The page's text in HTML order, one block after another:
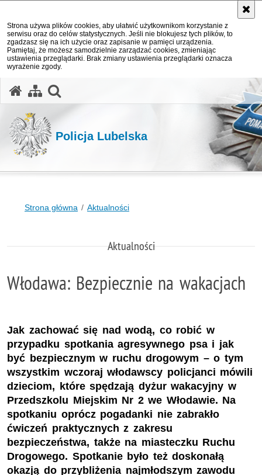
Strona używa plików cookies, aby ułatwić użytkownikom korzystanie z
serwisu oraz do celów statystycznych. Jeśli nie blokujesz tych plików, to
zgadzasz się na ich użycie oraz zapisanie w pamięci urządzenia.
Pamiętaj, że możesz samodzielnie zarządzać cookies, zmieniając
ustawienia przeglądarki. Brak zmiany ustawienia przeglądarki oznacza
wyrażenie zgody.
Policja Lubelska
Strona główna Aktualności
Aktualności
Włodawa: Bezpiecznie na wakacjach
Jak zachować się nad wodą, co robić w
przypadku spotkania agresywnego psa i jak
być bezpiecznym w ruchu drogowym – o tym
wszystkim wczoraj włodawscy policjanci mówili
dzieciom, które spędzają dyżur wakacyjny w
Przedszkolu Miejskim Nr 2 we Włodawie. Na
spotkaniu oprócz pogadanki nie zabrakło
ćwiczeń praktycznych z zakresu
bezpieczeństwa, także na miasteczku Ruchu
Drogowego. Spotkanie było też doskonałą
okazją do przybliżenia najmłodszym zawodu